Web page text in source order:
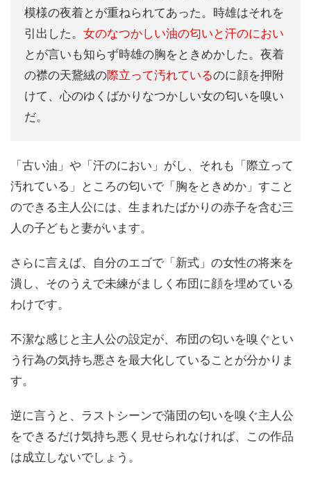
模様の夜着とが重ねられてあった。時雄はそれを
引出した。 女のなつかしい油の匂いと汗のにおい
とが言いも知らず時雄の胸をときめかした。夜着
の襟の天鵞絨の際立って汚れているのに顔を押附
けて、心のゆくばかりなつかしい女の匂いを嗅い
だ。
「古い油」や「汗のにおい」がし、それも「際立って
汚れている」ところの匂いで「胸をときめか」すこと
のできる主人公には、生まれたばかりの赤子を含む三
人の子どもと妻がいます。
さらに言えば、自分のエゴで「新式」の女性の将来を
潰し、そのうえで未練がましく布団に顔を埋めている
わけです。
不潔な感じと主人公の設定が、布団の匂いを嗅ぐとい
う行為の気持ち悪さを最大化していることが分かりま
す。
逆に言うと、ラストシーンで蒲団の匂いを嗅ぐ主人公
をできるだけ気持ち悪く見せられなければ、この作品
は成立しないでしょう。